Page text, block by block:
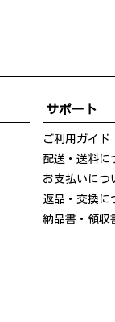
サポート
ご利用ガイド
配送・送料に
お支払いにつ
返品・交換に
納品書・領収